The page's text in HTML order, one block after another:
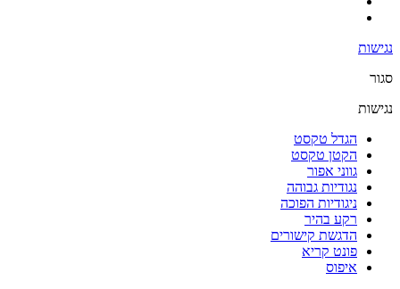
נגישות
סגור
נגישות
הגדל טקסט
הקטן טקסט
גווני אפור
נגודיות גבוהה
ניגודיות הפוכה
רקע בהיר
הדגשת קישורים
פונט קריא
איפוס